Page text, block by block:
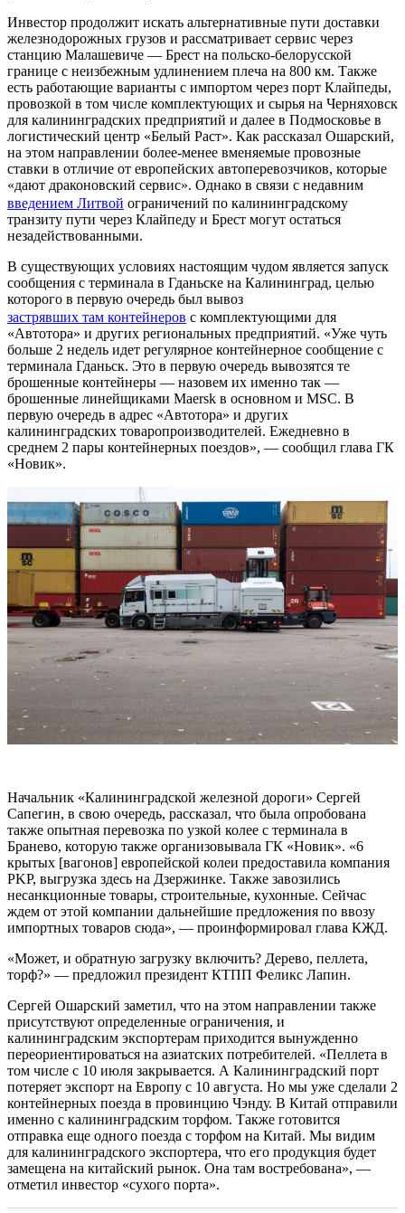
Инвестор продолжит искать альтернативные пути доставки
железнодорожных грузов и рассматривает сервис через
станцию Малашевиче — Брест на польско-белорусской
границе с неизбежным удлинением плеча на 800 км. Также
есть работающие варианты с импортом через порт Клайпеды,
провозкой в том числе комплектующих и сырья на Черняховск
для калининградских предприятий и далее в Подмосковье в
логистический центр «Белый Раст». Как рассказал Ошарский,
на этом направлении более-менее вменяемые провозные
ставки в отличие от европейских автоперевозчиков, которые
«дают драконовский сервис». Однако в связи с недавним
введением Литвой ограничений по калининградскому
транзиту пути через Клайпеду и Брест могут остаться
незадействованными.
В существующих условиях настоящим чудом является запуск
сообщения с терминала в Гданьске на Калининград, целью
которого в первую очередь был вывоз
застрявших там контейнеров с комплектующими для
«Автотора» и других региональных предприятий. «Уже чуть
больше 2 недель идет регулярное контейнерное сообщение с
терминала Гданьск. Это в первую очередь вывозятся те
брошенные контейнеры — назовем их именно так —
брошенные линейщиками Maersk в основном и MSC. В
первую очередь в адрес «Автотора» и других
калининградских товаропроизводителей. Ежедневно в
среднем 2 пары контейнерных поездов», — сообщил глава ГК
«Новик».
Начальник «Калининградской железной дороги» Сергей
Сапегин, в свою очередь, рассказал, что была опробована
также опытная перевозка по узкой колее с терминала в
Бранево, которую также организовывала ГК «Новик». «6
крытых [вагонов] европейской колеи предоставила компания
PKP, выгрузка здесь на Дзержинке. Также завозились
несанкционные товары, строительные, кухонные. Сейчас
ждем от этой компании дальнейшие предложения по ввозу
импортных товаров сюда», — проинформировал глава КЖД.
«Может, и обратную загрузку включить? Дерево, пеллета,
торф?» — предложил президент КТПП Феликс Лапин.
Сергей Ошарский заметил, что на этом направлении также
присутствуют определенные ограничения, и
калининградским экспортерам приходится вынужденно
переориентироваться на азиатских потребителей. «Пеллета в
том числе с 10 июля закрывается. А Калининградский порт
потеряет экспорт на Европу с 10 августа. Но мы уже сделали 2
контейнерных поезда в провинцию Чэнду. В Китай отправили
именно с калининградским торфом. Также готовится
отправка еще одного поезда с торфом на Китай. Мы видим
для калининградского экспортера, что его продукция будет
замещена на китайский рынок. Она там востребована», —
отметил инвестор «сухого порта».